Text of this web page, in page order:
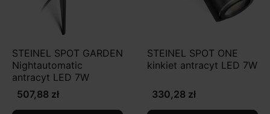
STEINEL SPOT GARDEN
Nightautomatic
antracyt LED 7W
507,88 zł
STEINEL SPOT ONE
kinkiet antracyt LED 7W
330,28 zł